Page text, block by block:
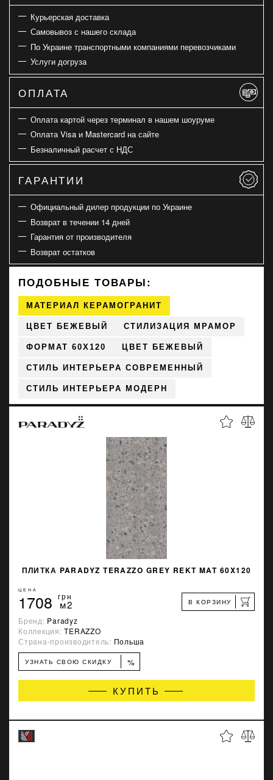
Курьерская доставка
Самовывоз с нашего склада
По Украине транспортными компаниями перевозчиками
Услуги догруза
ОПЛАТА
Оплата картой через терминал в нашем шоуруме
Оплата Visa и Mastercard на сайте
Безналичный расчет с НДС
ГАРАНТИИ
Официальный дилер продукции по Украине
Возврат в течении 14 дней
Гарантия от производителя
Возврат остатков
ПОДОБНЫЕ ТОВАРЫ:
МАТЕРИАЛ КЕРАМОГРАНИТ
ЦВЕТ БЕЖЕВЫЙ СТИЛИЗАЦИЯ МРАМОР
ФОРМАТ 60X120 ЦВЕТ БЕЖЕВЫЙ
СТИЛЬ ИНТЕРЬЕРА СОВРЕМЕННЫЙ
СТИЛЬ ИНТЕРЬЕРА МОДЕРН
ПЛИТКА PARADYZ TERAZZO GREY REKT MAT 60X120
ЦЕНА
1708 грн
м2 В КОРЗИНУ
Бренд: Paradyz
Коллекция:TERAZZO
Страна-производитель: Польша
УЗНАТЬ СВОЮ СКИДКУ %
КУПИТЬ